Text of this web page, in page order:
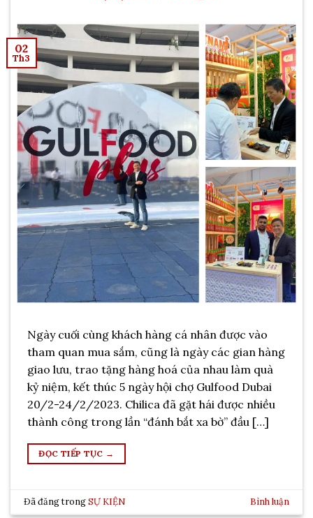
02
Th3
Ngày cuối cùng khách hàng cá nhân được vào
tham quan mua sắm, cũng là ngày các gian hàng
giao lưu, trao tặng hàng hoá của nhau làm quà
kỷ niệm, kết thúc 5 ngày hội chợ Gulfood Dubai
20/2-24/2/2023. Chilica đã gặt hái được nhiều
thành công trong lần “đánh bắt xa bờ” đầu […]
ĐỌC TIẾP TỤC →
Đã đăng trongSỰ KIỆN Bình luận